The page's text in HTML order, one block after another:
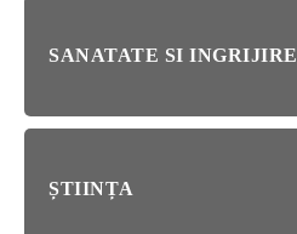
SANATATE SI INGRIJIRE
ȘTIINȚA